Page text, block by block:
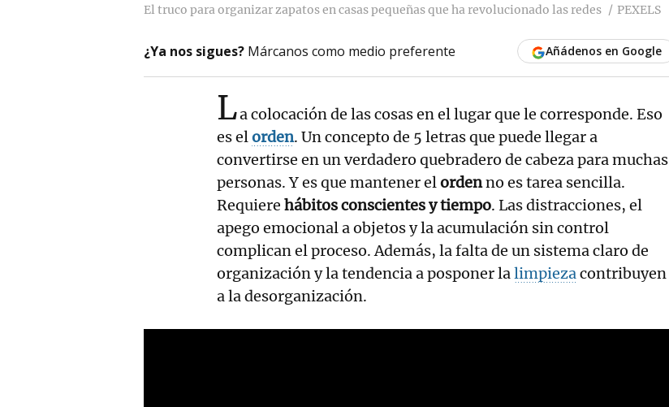
El truco para organizar zapatos en casas pequeñas que ha revolucionado las redes PEXELS
¿Ya nos sigues? Márcanos como medio preferente Añádenos en Google
La colocación de las cosas en el lugar que le corresponde. Eso
es elorden. Un concepto de 5 letras que puede llegar a
convertirse en un verdadero quebradero de cabeza para muchas
personas. Y es que mantener elordenno es tarea sencilla.
Requiere hábitos conscientes y tiempo. Las distracciones, el
apego emocional a objetos y la acumulación sin control
complican el proceso. Además, la falta de un sistema claro de
organización y la tendencia a posponer lalimpiezacontribuyen
a la desorganización.